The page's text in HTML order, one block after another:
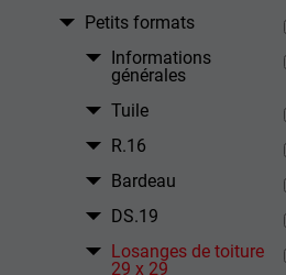
Petits formats
Informations
générales
Tuile
R.16
Bardeau
DS.19
Losanges de toiture
29 x 29